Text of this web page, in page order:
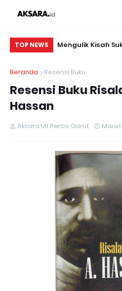
TOP NEWS
Mengulik Kisah
Rekam Jejak
Beranda Resensi Buku
Resensi Buku
Hassan
Aksara IAI Persis Garut Maret